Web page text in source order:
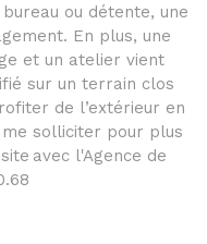
ou détente, une
En plus, une
et un atelier vient
sur un terrain clos
de l’extérieur en
solliciter pour plus
avec l'Agence de